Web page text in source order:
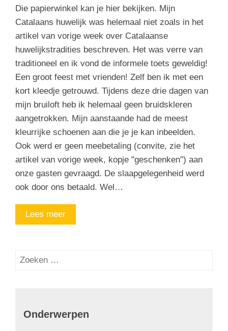
Die papierwinkel kan je hier bekijken. Mijn
Catalaans huwelijk was helemaal niet zoals in het
artikel van vorige week over Catalaanse
huwelijkstradities beschreven. Het was verre van
traditioneel en ik vond de informele toets geweldig!
Een groot feest met vrienden! Zelf ben ik met een
kort kleedje getrouwd. Tijdens deze drie dagen van
mijn bruiloft heb ik helemaal geen bruidskleren
aangetrokken. Mijn aanstaande had de meest
kleurrijke schoenen aan die je je kan inbeelden.
Ook werd er geen meebetaling (convite, zie het
artikel van vorige week, kopje "geschenken") aan
onze gasten gevraagd. De slaapgelegenheid werd
ook door ons betaald. Wel…
Lees meer
Zoeken
Onderwerpen